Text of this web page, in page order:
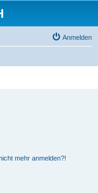
Anmelden
mehr anmelden?!